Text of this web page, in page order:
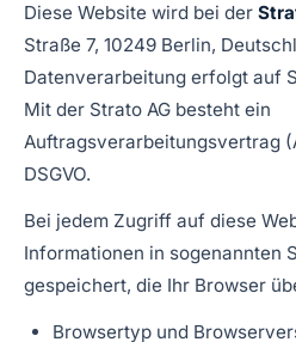
Diese Website wird bei der
Straße 7, 10249 Berlin,
Datenverarbeitung erfolgt auf
Mit der Strato AG besteht ein
Auftragsverarbeitungsvertrag
DSGVO.
Bei jedem Zugriff auf diese
Informationen in sogenannten
gespeichert, die Ihr Browser
Browsertyp und